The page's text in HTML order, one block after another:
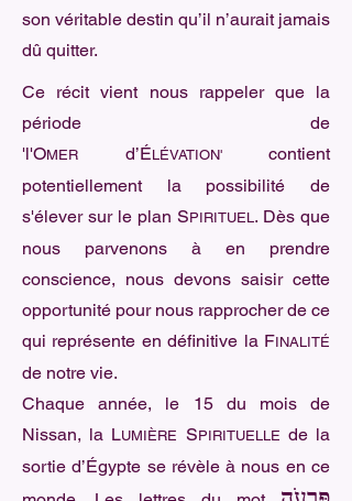
son véritable destin qu’il n’aurait jamais
dû quitter.
Ce récit vient nous rappeler que la
période de
'l'OMER d’ÉLÉVATION'contient
potentiellement la possibilité de
s'élever sur le plan SPIRITUEL. Dès que
nous parvenons à en prendre
conscience, nous devons saisir cette
opportunité pour nous rapprocher de ce
qui représente en définitive la FINALITÉ
de notre vie.
Chaque année, le 15 du mois de
Nissan, la LUMIÈRE SPIRITUELLE de la
sortie d’Égypte se révèle à nous en ce